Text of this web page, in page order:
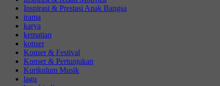
Inspirasi & Prestasi Anak Bangsa
irama
karya
kematian
konser
Konser & Festival
Konser & Pertunjukan
Kurikulum Musik
lagu